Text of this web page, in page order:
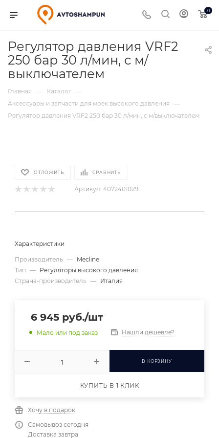
0
Регулятор давления VRF2
250 бар 30 л/мин, с м/
выключателем
Главная — Каталог —
Аксессуары и запчасти для моек высокого давления
—
Регулятор давления VRF2 250 бар 30 л/мин, с м/выключателем
ОТЛОЖИТЬ СРАВНИТЬ
Артикул: 4072401029
Характеристики
Производитель — Mecline
Тип — Регуляторы высокого давления
Страна-производитель — Италия
6 945 руб./шт
Мало или под заказ Нашли дешевле?
В КОРЗИНУ
КУПИТЬ В 1 КЛИК
Хочу в подарок
Самовывоз сегодня
Доставка завтра